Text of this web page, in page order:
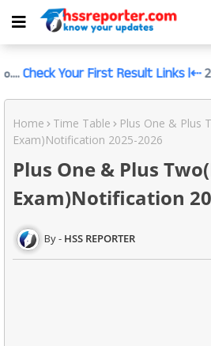
Your First Result Links l⇠2026
Home Time Table
Plus One & Plus
Exam)Notification 2025-2026
Plus One & Plus
Exam)Notification
HSS REPORTER